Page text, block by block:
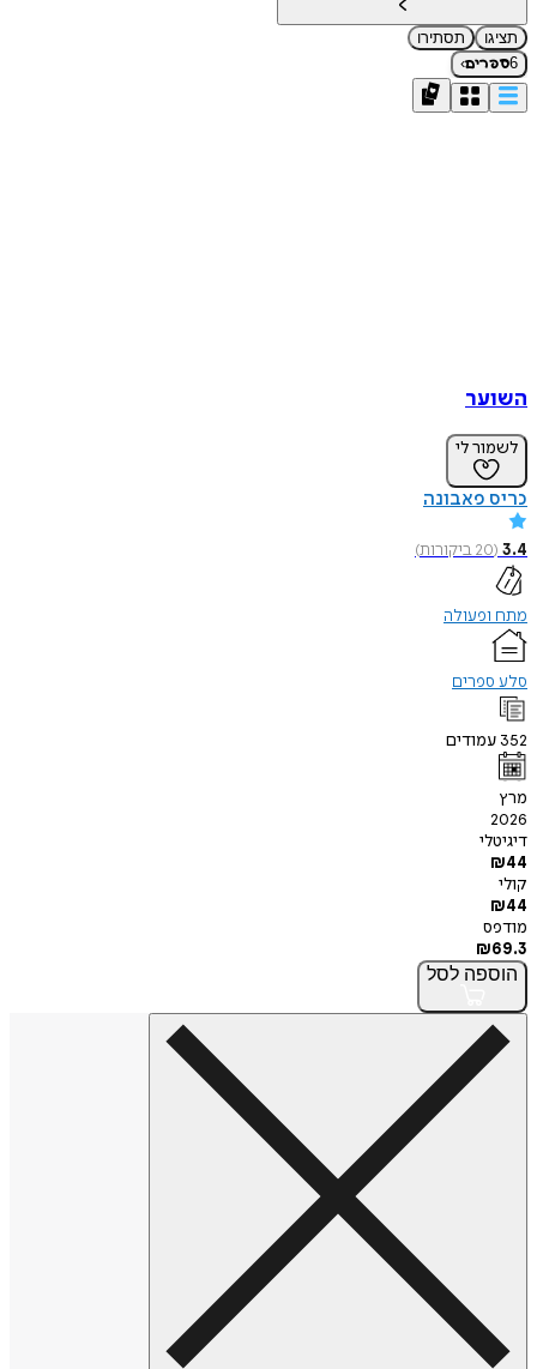
תציגו
תסתירו
6ספרים›
השוער
לשמור לי
כריס פאבונה
3.4
(
20ביקורות)
מתח ופעולה
סלע ספרים
352 עמודים
מרץ
2026
דיגיטלי
₪44
קולי
₪44
מודפס
₪69.3
הוספה לסל